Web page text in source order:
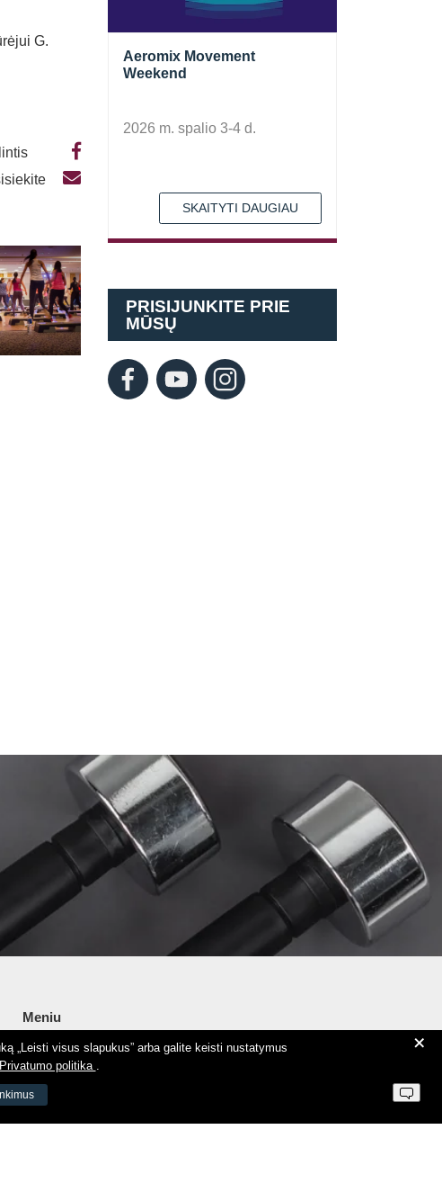
G.
Aeromix Movement
Weekend
2026 m. spalio 3-4 d.
SKAITYTI DAUGIAU
PRISIJUNKITE PRIE
MŪSŲ
Meniu
Apie Aeromix
Kontaktai
+
„Leisti visus slapukus” arba galite keisti nustatymus
Privatumo politika .